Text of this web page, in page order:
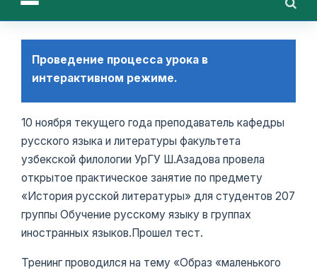
Проведение процесса урока в
интерактивном режиме.
10 ноября текущего года преподаватель кафедры
русского языка и литературы факультета
узбекской филологии УрГУ Ш.Азадова провела
открытое практическое занятие по предмету
«История русской литературы» для студентов 207
группы Обучение русскому языку в группах
иностранных языков.Прошел тест.
Тренинг проводился на тему «Образ «маленького